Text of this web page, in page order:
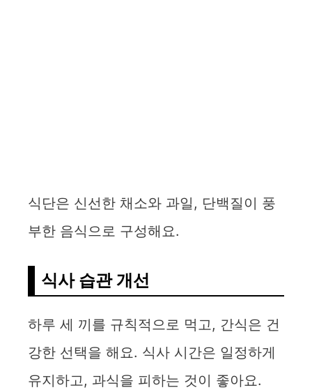
식단은 신선한 채소와 과일, 단백질이 풍
부한 음식으로 구성해요.
식사 습관 개선
하루 세 끼를 규칙적으로 먹고, 간식은 건
강한 선택을 해요. 식사 시간은 일정하게
유지하고, 과식을 피하는 것이 좋아요.